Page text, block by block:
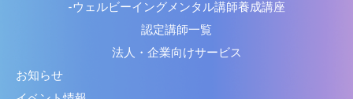
-ウェルビーイングメンタル講師養成講座
認定講師一覧
法人・企業向けサービス
お知らせ